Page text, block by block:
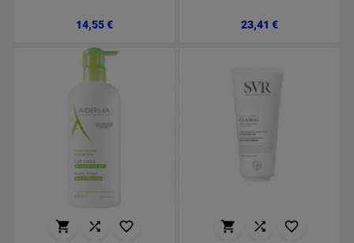
14,55 €Preço 23,41 €Preço
     